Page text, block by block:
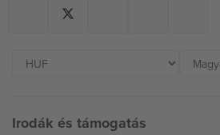
Irodák és támogatás